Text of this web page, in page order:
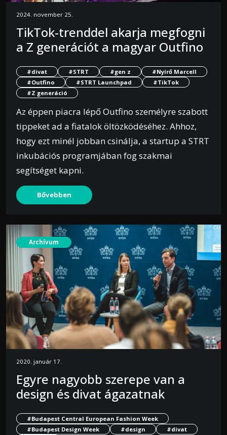
2024. november 25.
TikTok-trenddel akarja megfogni
a Z generációt a magyar Outfino
#divat #STRT #gen z
#Nyírő Marcell
#Outfino
#STRT Launchpad
#TikTok
#Z generáció
Az éppen piacra lépő Outfino személyre szabott
tippeket ad a fiatalok öltözködéséhez. Ahhoz,
hogy ezt minél jobban csinálja, a startup a STRT
inkubációs programjában fog szakmai
segítséget kapni.
Bővebben
Archívum
2020. január 17.
Egyre nagyobb szerepe van a
design és divat ágazatnak
#Budapest Central European Fashion Week
#Budapest Design Week
#design
#divat